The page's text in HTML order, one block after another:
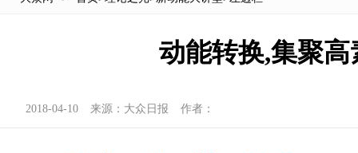
动能转换,集聚高
2018-04-10 来源： 大众日报 作者：